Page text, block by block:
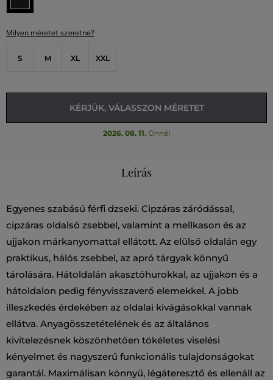
Milyen méretet szeretne?
S M XL XXL
KÉRJÜK, VÁLASSZON MÉRETET
2026. 08. 11. Önnél
Leírás
Egyenes szabású férfi dzseki. Cipzáras záródással,
cipzáras oldalsó zsebbel, valamint a mellkason és az
ujjakon márkanyomattal ellátott. Az elülső oldalán egy
praktikus, hálós zsebbel, az apró tárgyak könnyű
tárolására. Hátoldalán akasztóhurokkal, az ujjakon és a
hátoldalon pedig fényvisszaverő elemekkel. A jobb
illeszkedés érdekében az oldalai kivágásokkal vannak
ellátva. Anyagösszetételének és az általános
kivitelezésnek köszönhetően tökéletes viselési
kényelmet és nagyszerű funkcionális tulajdonságokat
garantál. Maximálisan könnyű, légáteresztő és ellenáll az